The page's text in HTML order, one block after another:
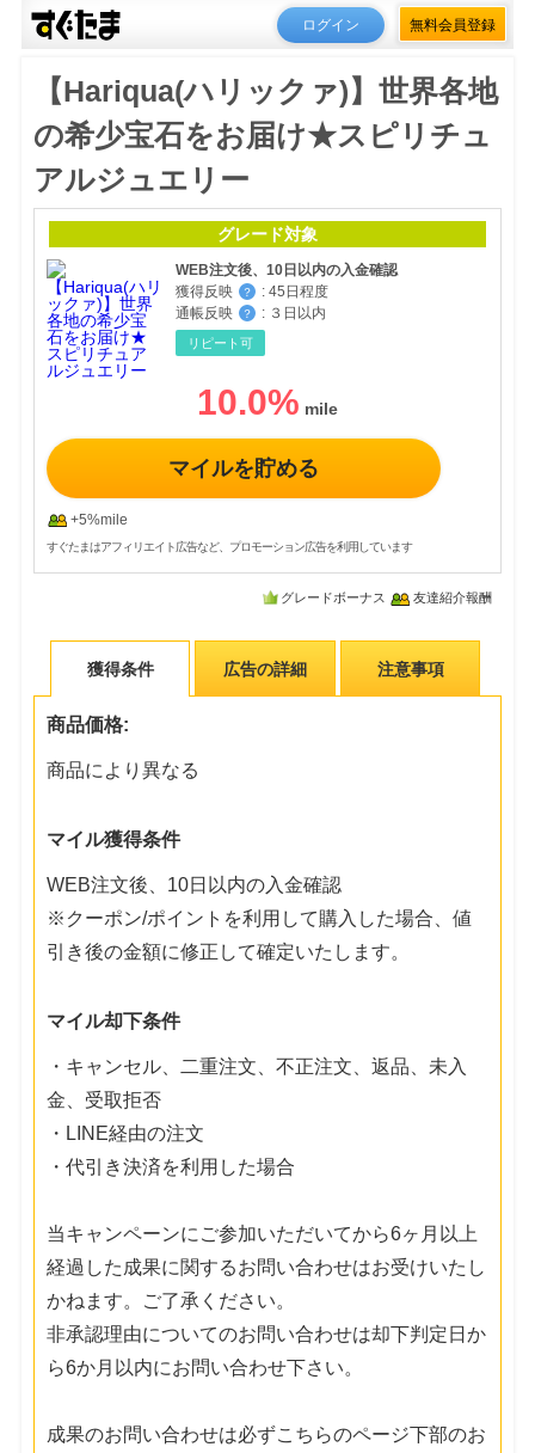
ログイン 無料会員登録
【Hariqua(ハリックァ)】世界各地
の希少宝石をお届け★スピリチュ
アルジュエリー
グレード対象
WEB注文後、10日以内の入金確認
獲得反映
？ : 45日程度
通帳反映
？ : ３日以内
リピート可
10.0%
マイルを貯める
+5%mile
すぐたまはアフィリエイト広告など、プロモーション広告を利用しています
グレードボーナス 友達紹介報酬
獲得条件 広告の詳細 注意事項
商品価格:
商品により異なる
マイル獲得条件
WEB注文後、10日以内の入金確認
※クーポン/ポイントを利用して購入した場合、値
引き後の金額に修正して確定いたします。
マイル却下条件
・キャンセル、二重注文、不正注文、返品、未入
金、受取拒否
・LINE経由の注文
・代引き決済を利用した場合
当キャンペーンにご参加いただいてから6ヶ月以上
経過した成果に関するお問い合わせはお受けいたし
かねます。ご了承ください。
非承認理由についてのお問い合わせは却下判定日か
ら6か月以内にお問い合わせ下さい。
成果のお問い合わせは必ずこちらのページ下部のお